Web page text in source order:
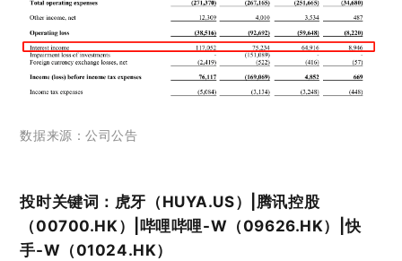
数据来源：公司公告
投时关键词： 虎牙（HUYA.US）| 腾讯控股
（00700.HK）|哔哩哔哩-W（09626.HK）|快
手-W（01024.HK）